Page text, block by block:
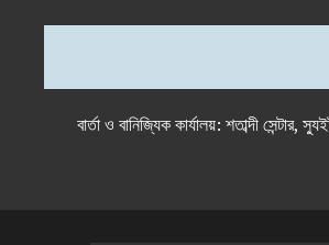
বার্তা ও বানিজ্যিক কার্যালয়: শতাব্দী